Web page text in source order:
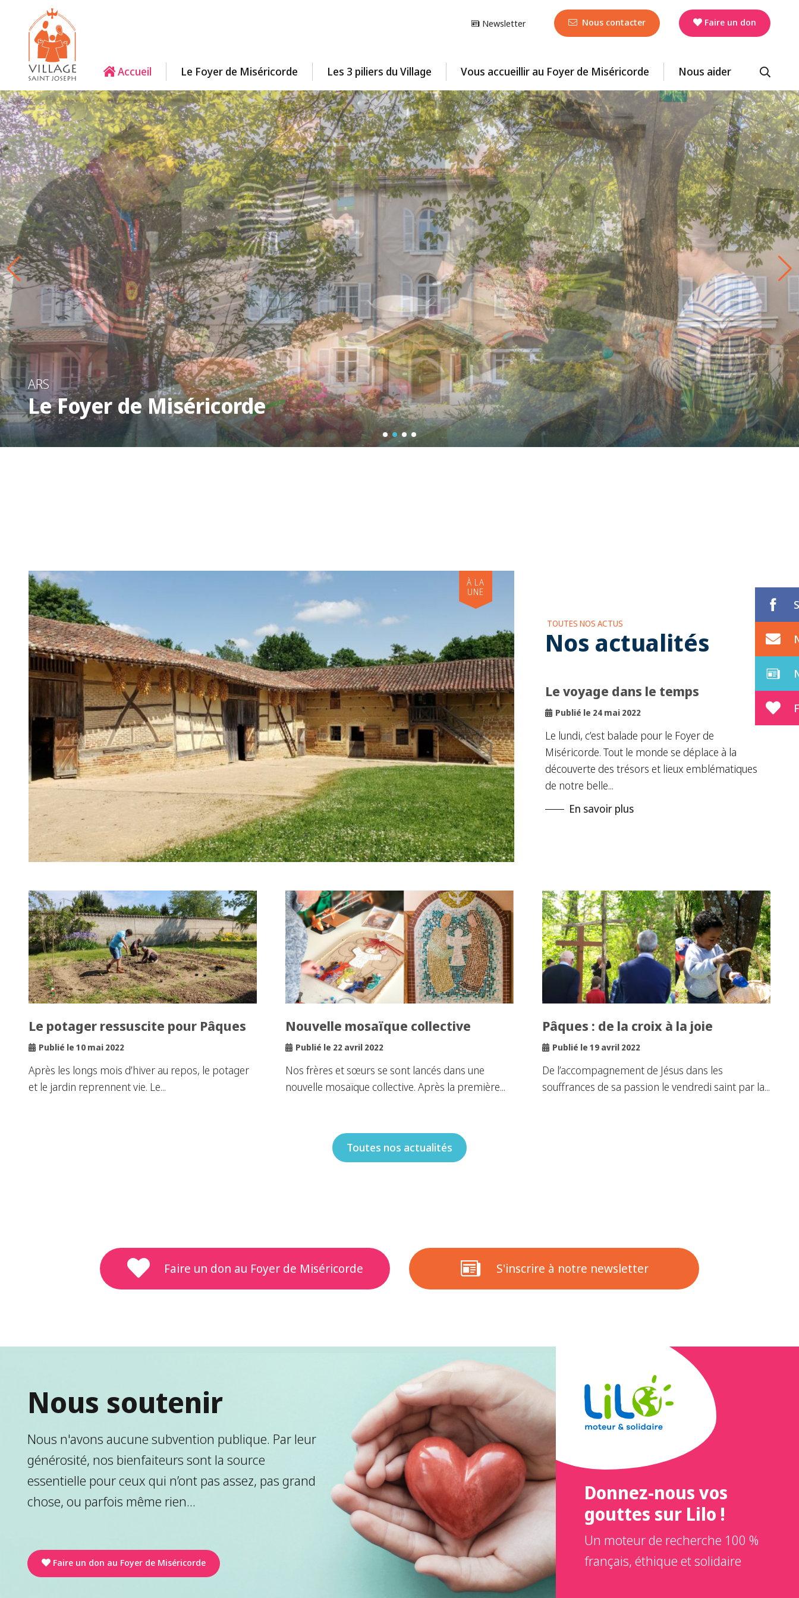
Newsletter Nous contacter Faire un don
Accueil Le Foyer de Miséricorde Les 3 piliers du Village Vous accueillir au Foyer de Miséricorde Nous aider
ARS
Le Foyer de Miséricorde
TOUTES NOS ACTUS
Nos actualités
Le voyage dans le temps
Publié le 24 mai 2022
Le lundi, c’est balade pour le Foyer de
Miséricorde. Tout le monde se déplace à la
découverte des trésors et lieux emblématiques
de notre belle...
En savoir plus
Le potager ressuscite pour Pâques
Publié le 10 mai 2022
Après les longs mois d’hiver au repos, le potager
et le jardin reprennent vie. Le...
Nouvelle mosaïque collective
Publié le 22 avril 2022
Nos frères et sœurs se sont lancés dans une
nouvelle mosaïque collective. Après la première...
Pâques : de la croix à la joie
Publié le 19 avril 2022
De l’accompagnement de Jésus dans les
souffrances de sa passion le vendredi saint par la...
Toutes nos actualités
Faire un don au Foyer de Miséricorde S'inscrire à notre newsletter
Nous soutenir
Nous n'avons aucune subvention publique. Par leur
générosité, nos bienfaiteurs sont la source
essentielle pour ceux qui n’ont pas assez, pas grand
chose, ou parfois même rien...
Faire un don au Foyer de Miséricorde
Donnez-nous vos
gouttes sur Lilo !
Un moteur de recherche 100 %
français, éthique et solidaire